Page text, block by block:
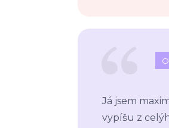
Já jsem
vypíšu z